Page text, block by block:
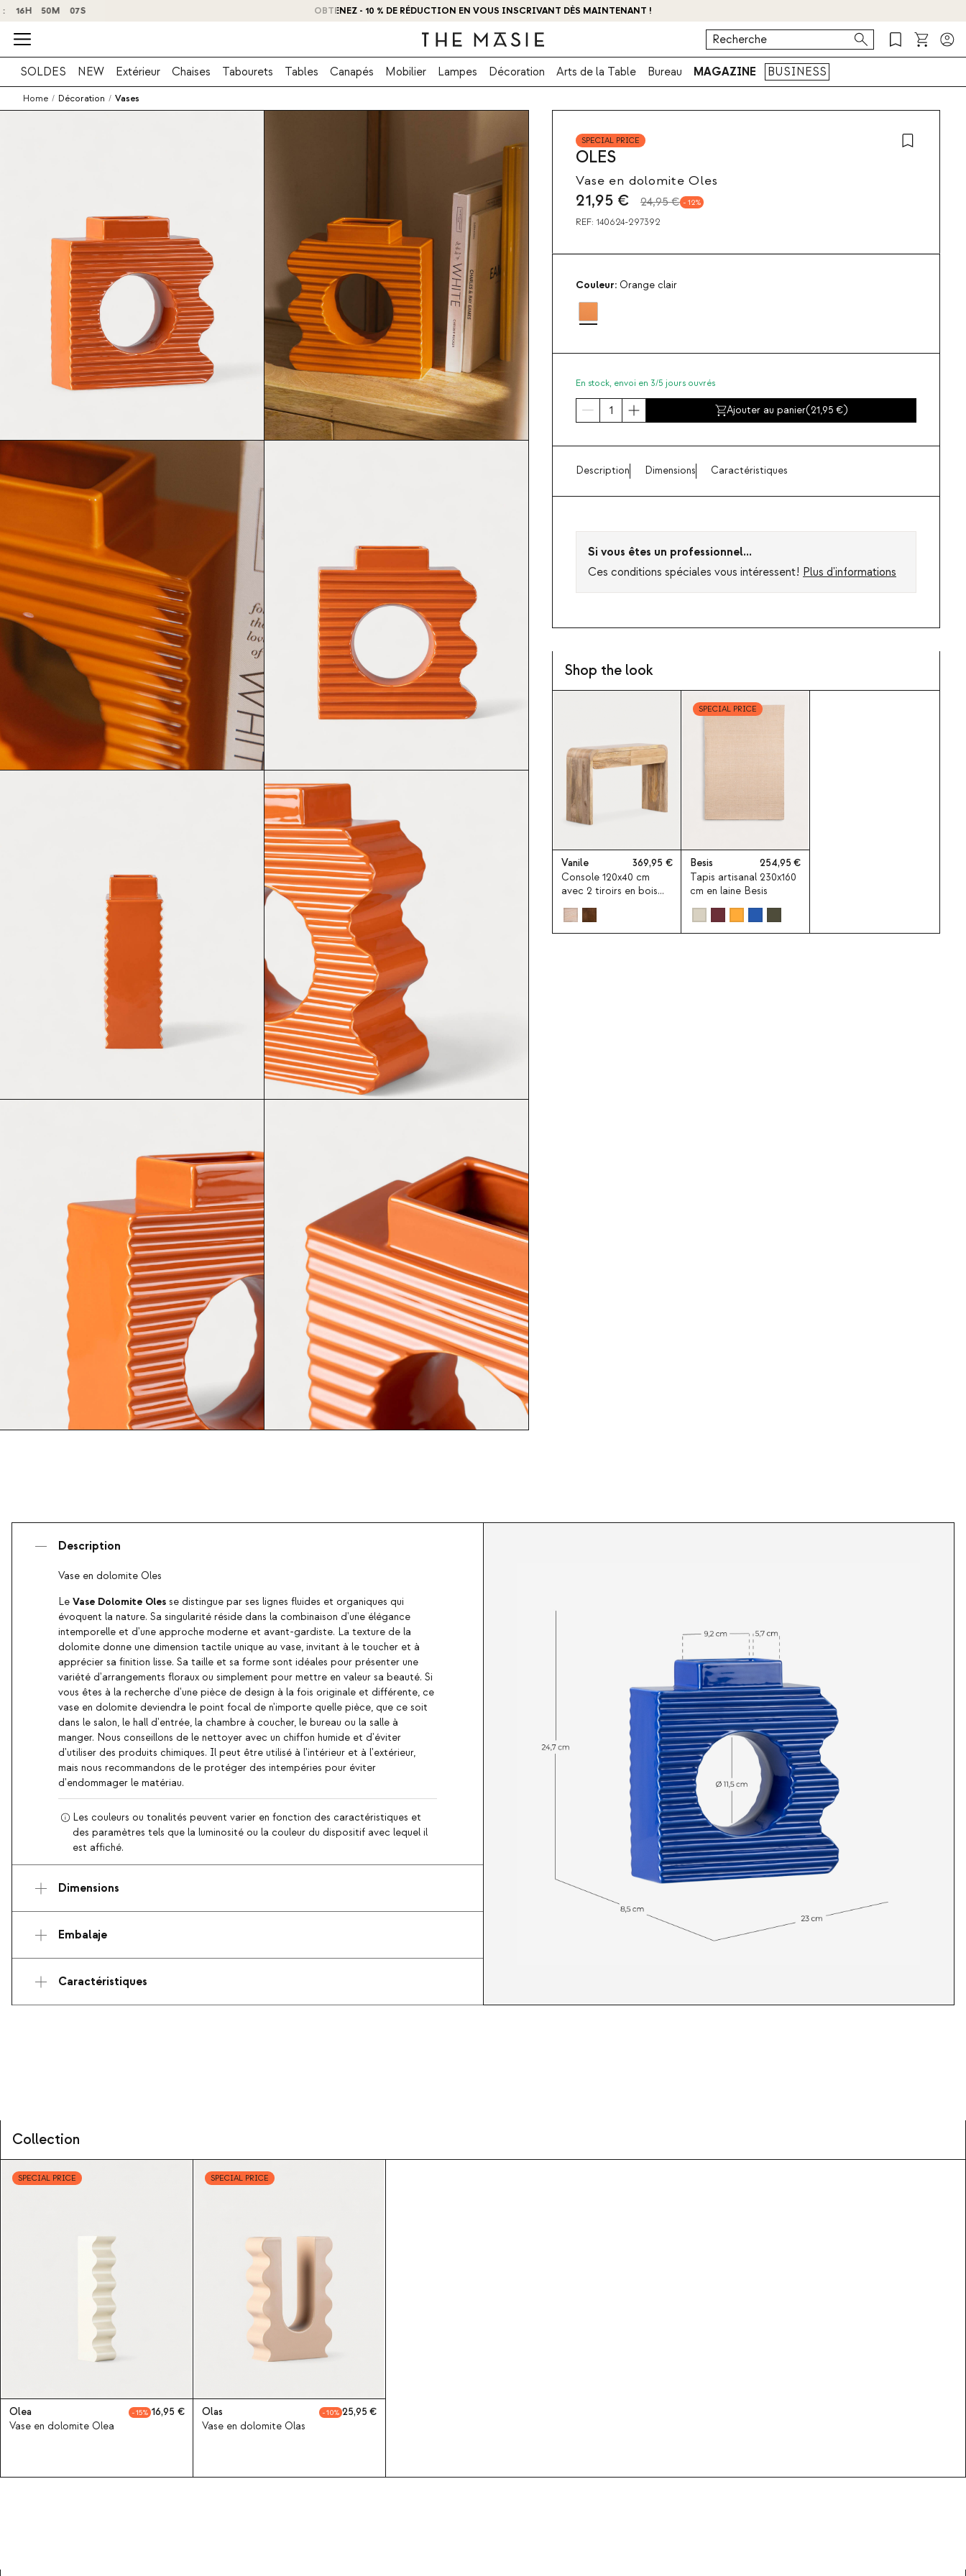
OBTENEZ - 10 % DE RÉDUCTION EN VOUS INSCRIVANT DÈS MAINTENANT !
SOLDES NEW Extérieur Chaises Tabourets Tables Canapés Mobilier Lampes Décoration Arts de la Table Bureau MAGAZINE BUSINESS
Home / Décoration / Vases
SPECIAL PRICE
OLES
Vase en dolomite Oles
21,95 € 24,95 € 12
REF: 140624-297392
Couleur: Orange clair
En stock, envoi en 3/5 jours ouvrés
Ajouter au panier(21,95 )
Description Dimensions Caractéristiques
Si vous êtes un professionnel...
Ces conditions spéciales vous intéressent! Plus d'informations
Shop the look
Vanile
369,95
Console 120x40 cm
avec 2 tiroirs en bois
de manguier Vanile
SPECIAL PRICE
Besis
254,95
Tapis artisanal 230x160
cm en laine Besis
Description
Vase en dolomite Oles
Le Vase Dolomite Oles se distingue par ses lignes fluides et organiques qui
évoquent la nature. Sa singularité réside dans la combinaison d'une élégance
intemporelle et d'une approche moderne et avant-gardiste. La texture de la
dolomite donne une dimension tactile unique au vase, invitant à le toucher et à
apprécier sa finition lisse. Sa taille et sa forme sont idéales pour présenter une
variété d'arrangements floraux ou simplement pour mettre en valeur sa beauté. Si
vous êtes à la recherche d'une pièce de design à la fois originale et différente, ce
vase en dolomite deviendra le point focal de n'importe quelle pièce, que ce soit
dans le salon, le hall d'entrée, la chambre à coucher, le bureau ou la salle à
manger. Nous conseillons de le nettoyer avec un chiffon humide et d'éviter
d'utiliser des produits chimiques. Il peut être utilisé à l'intérieur et à l'extérieur,
mais nous recommandons de le protéger des intempéries pour éviter
d'endommager le matériau.
Les couleurs ou tonalités peuvent varier en fonction des caractéristiques et
des paramètres tels que la luminosité ou la couleur du dispositif avec lequel il
est affiché.
Dimensions
Embalaje
Caractéristiques
Collection
SPECIAL PRICE
Olea 15
16,95
Vase en dolomite Olea
SPECIAL PRICE
Olas 10
25,95
Vase en dolomite Olas